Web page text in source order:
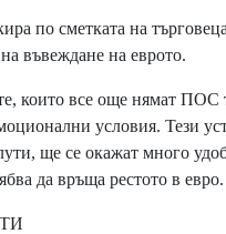
по сметката на
въвеждане на еврото.
които все още нямат ПОС
условия. Тези
ще се окажат много
да връща рестото в евро.